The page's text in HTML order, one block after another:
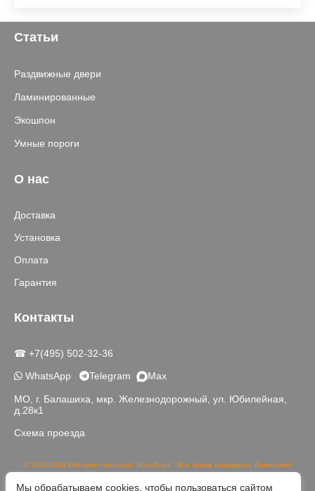
Статьи
Раздвижные двери
Ламинированные
Экошпон
Умные пороги
О нас
Доставка
Установка
Оплата
Гарантия
Контакты
☎ +7(495) 502-32-36
WhatsApp
Telegram Max
МО, г. Балашиха, мкр. Железнодорожный, ул. Юбилейная,
д.28к1
Схема проезда
© 2011-2026 Интернет-магазин "Жел-Дорз". Все права защищены. Внимание!
публичной офертой, определяемой положениями части 2 статьи 437 ГК РФ.
Мы обрабатываем cookies, чтобы пользоваться сайтом